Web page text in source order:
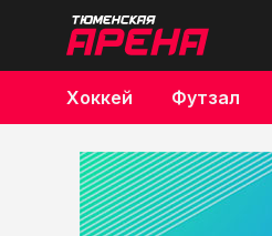
Хоккей Футзал
Бокс